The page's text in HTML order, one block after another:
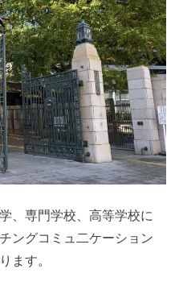
、専門学校、高等学校に
ングコミュ二ケーション
ます。